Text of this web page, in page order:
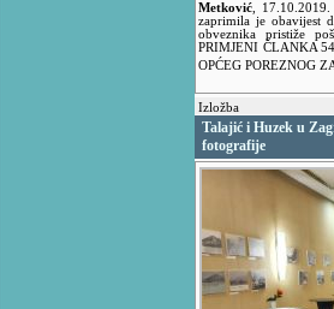
Metković
17.10.2019.
zaprimila je obavijest
obveznika pristiže
PRIMJENI ČLANKA
OPĆEG POREZNOG
Izložba
Talajić i Huzek u
fotografije